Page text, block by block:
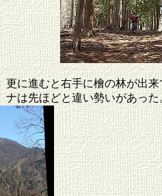
更に進むと右手に檜の林が出
ナは先ほどと違い勢いがあった